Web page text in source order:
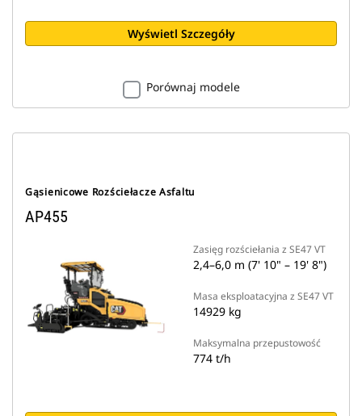
Wyświetl Szczegóły
Porównaj modele
Gąsienicowe Rozściełacze Asfaltu
AP455
Zasięg rozściełania z SE47 VT
2,4–6,0 m (7' 10" – 19' 8")
Masa eksploatacyjna z SE47 VT
14929 kg
Maksymalna przepustowość
774 t/h